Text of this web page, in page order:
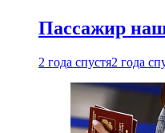
Пассажир
2 года спустя2 года